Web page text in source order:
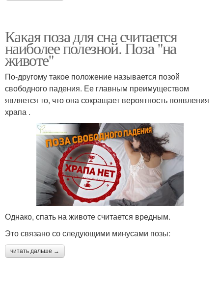
Какая поза для сна считается
наиболее полезной. Поза "на
животе"
По-другому такое положение называется позой
свободного падения. Ее главным преимуществом
является то, что она сокращает вероятность появления
храпа .
Однако, спать на животе считается вредным.
Это связано со следующими минусами позы:
читать дальше →